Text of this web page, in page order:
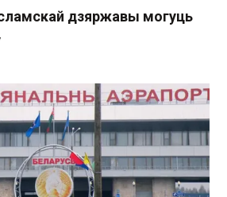
дзяржавы могуць